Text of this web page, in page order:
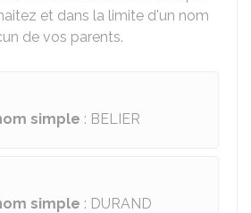
et dans la limite d'un nom
de vos parents.
simple : BELIER
simple : DURAND